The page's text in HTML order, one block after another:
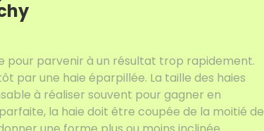
pour parvenir à un résultat trop rapidement.
par une haie éparpillée. La taille des haies
à réaliser souvent pour gagner en
la haie doit être coupée de la moitié de